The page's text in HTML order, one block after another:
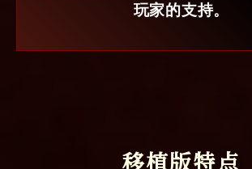
玩家的支持。
移植版特点